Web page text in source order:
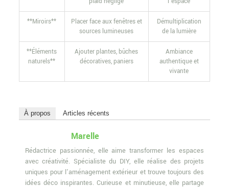
**Miroirs**
Placer face aux fenêtres et
sources lumineuses
Démultiplication
de la lumière
**Éléments
naturels**
Ajouter plantes, bûches
décoratives, paniers
Ambiance
authentique et
vivante
À propos Articles récents
Marelle
Rédactrice passionnée, elle aime transformer les espaces
avec créativité. Spécialiste du DIY, elle réalise des projets
uniques pour l'aménagement extérieur et trouve toujours des
idées déco inspirantes. Curieuse et minutieuse, elle partage